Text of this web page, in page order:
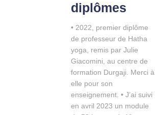
diplômes
• 2022, premier diplôme
de professeur de Hatha
yoga, remis par Julie
Giacomini, au centre de
formation Durgaji. Merci à
elle pour son
enseignement. • J’ai suivi
en avril 2023 un module